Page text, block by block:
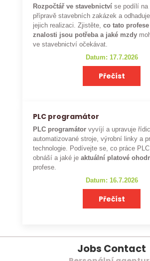
Rozpočtář ve stavebnictví se podílí na
přípravě stavebních zakázek a
jejich realizaci. Zjistěte,co tato
znalosti jsou potřeba a jaké mzdy
ve stavebnictví očekávat.
Datum: 17.7.2026
Přečíst
PLC programátor
PLC programátor vyvíjí a upravuje
automatizované stroje, výrobní linky a
technologie. Podívejte se, co práce
obnáší a jaké je aktuální platové
profese.
Datum: 16.7.2026
Přečíst
Jobs Contact